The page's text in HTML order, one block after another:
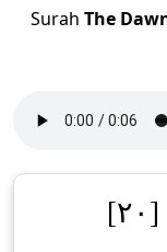
Surah The